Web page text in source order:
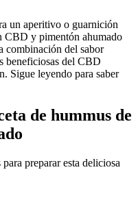
un aperitivo o guarnición
CBD y pimentón ahumado
combinación del sabor
beneficiosas del CBD
Sigue leyendo para saber
de hummus de
preparar esta deliciosa